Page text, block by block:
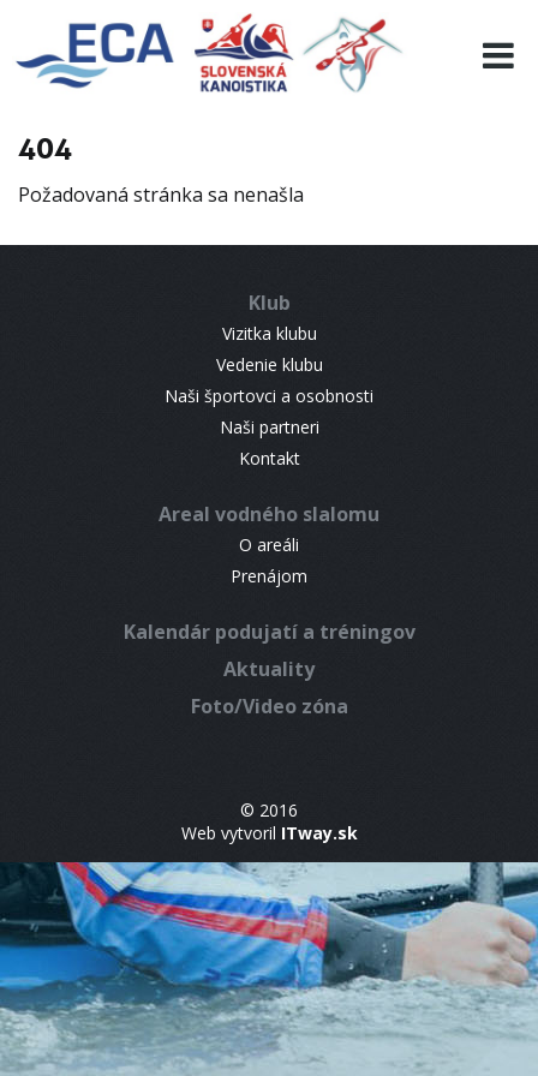
404
Požadovaná stránka sa nenašla
Klub
Vizitka klubu
Vedenie klubu
Naši športovci a osobnosti
Naši partneri
Kontakt
Areal vodného slalomu
O areáli
Prenájom
Kalendár podujatí a tréningov
Aktuality
Foto/Video zóna
© 2016
Web vytvoril ITway.sk
EURO 19
INFO
RESULTS
CONTACT